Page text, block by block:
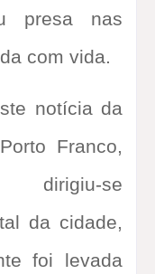
presa nas
com vida.
notícia da
Franco,
dirigiu-se
da cidade,
foi levada